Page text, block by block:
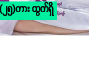
၅)ကား ထွက်ရှိ